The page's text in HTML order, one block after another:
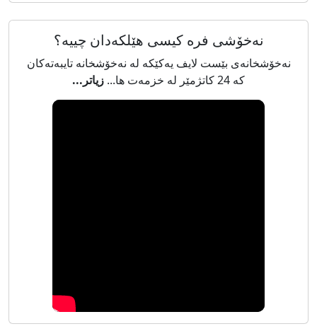
نەخۆشی فرە کیسی هێلکەدان چییە؟
نەخۆشخانەی بێست لایف یەکێکە لە نەخۆشخانە تایبەتەکان
کە 24 کاتژمێر لە خزمەت ها...
زیاتر...